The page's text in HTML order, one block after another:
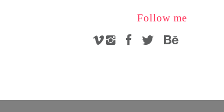
Follow me